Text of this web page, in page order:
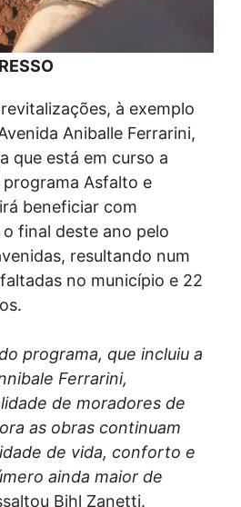
à exemplo
Aniballe Ferrarini,
que está em curso a
Asfalto e
beneficiar com
final deste ano pelo
resultando num
no município e 22
programa, que incluiu a
Ferrarini,
de moradores de
as obras continuam
de vida, conforto e
ainda maior de
Bihl Zanetti.